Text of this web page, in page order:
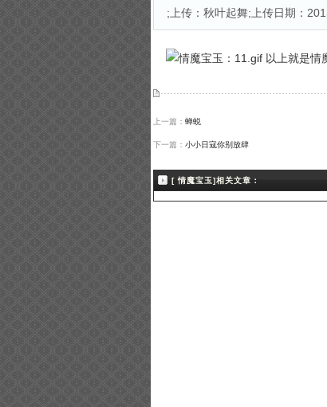
;上传：秋叶起舞;上传日期：
以上就是情
上一篇： 蝉蜕
下一篇： 小小日寇你别放肆
[ 情魔宝玉]相关文章：